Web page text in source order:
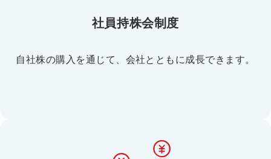
社員持株会制度
自社株の購入を通じて、会社とともに成長できます。